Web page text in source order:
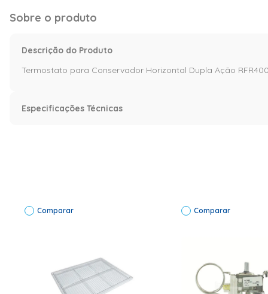
Sobre o produto
Descrição do Produto
Termostato para Conservador Horizontal Dupla Ação
Especificações Técnicas
Comparar Comparar